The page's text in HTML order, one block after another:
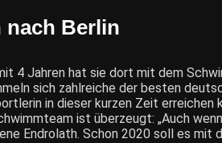
nach Berlin
4 Jahren hat sie dort mit dem
sich zahlreiche der besten
in dieser kurzen Zeit
ist überzeugt: „Auch
Endrolath. Schon 2020 soll es mit